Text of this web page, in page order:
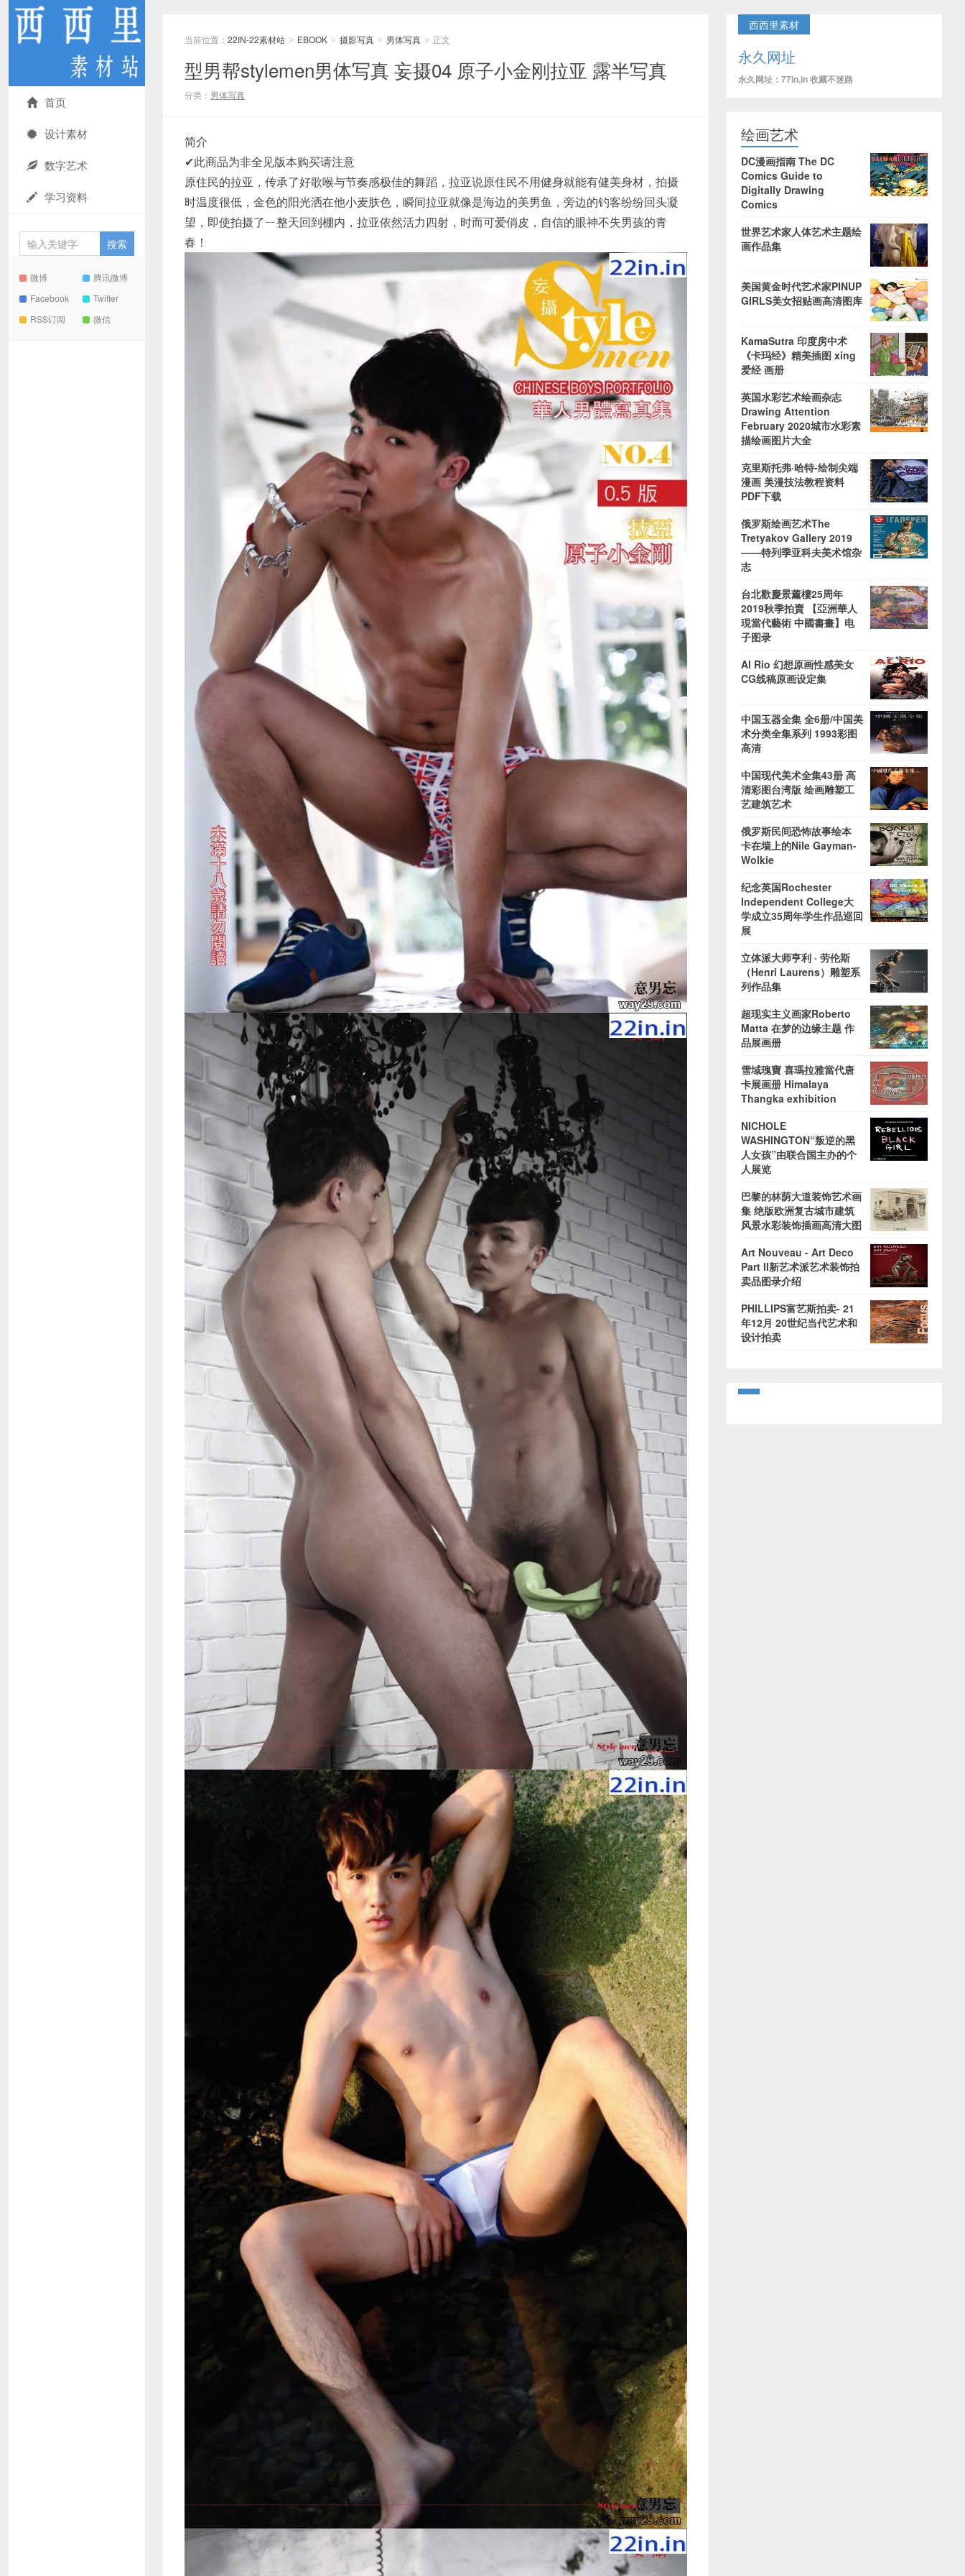
首页
设计素材
数字艺术
学习资料
微博
腾讯微博
Facebook
Twitter
RSS订阅
微信
当前位置： 22IN-22素材站 > EBOOK > 摄影写真 > 男体写真 > 正文
型男帮stylemen男体写真 妄摄04 原子小金刚拉亚 露半写真
分类： 男体写真
简介
✔此商品为非全见版本购买请注意
原住民的拉亚，传承了好歌喉与节奏感极佳的舞蹈，拉亚说原住民不用健身就能有健美身材，拍摄
时温度很低，金色的阳光洒在他小麦肤色，瞬间拉亚就像是海边的美男鱼，旁边的钓客纷纷回头凝
望，即使拍摄了ㄧ整天回到棚内，拉亚依然活力四射，时而可爱俏皮，自信的眼神不失男孩的青
春！
西西里素材
永久网址
永久网址：77in.in 收藏不迷路
绘画艺术
DC漫画指南 The DC
Comics Guide to
Digitally Drawing
Comics
世界艺术家人体艺术主题绘
画作品集
美国黄金时代艺术家PINUP
GIRLS美女招贴画高清图库
KamaSutra 印度房中术
《卡玛经》精美插图 xing
爱经 画册
英国水彩艺术绘画杂志
Drawing Attention
February 2020城市水彩素
描绘画图片大全
克里斯托弗·哈特-绘制尖端
漫画 美漫技法教程资料
PDF下载
俄罗斯绘画艺术The
Tretyakov Gallery 2019
——特列季亚科夫美术馆杂
志
台北歡慶景薰樓25周年
2019秋季拍賣 【亞洲華人
現當代藝術 中國書畫】电
子图录
Al Rio 幻想原画性感美女
CG线稿原画设定集
中国玉器全集 全6册/中国美
术分类全集系列 1993彩图
高清
中国现代美术全集43册 高
清彩图台湾版 绘画雕塑工
艺建筑艺术
俄罗斯民间恐怖故事绘本
卡在墙上的Nile Gayman-
Wolkie
纪念英国Rochester
Independent College大
学成立35周年学生作品巡回
展
立体派大师亨利 · 劳伦斯
（Henri Laurens）雕塑系
列作品集
超现实主义画家Roberto
Matta 在梦的边缘主题 作
品展画册
雪域瑰寶 喜瑪拉雅當代唐
卡展画册 Himalaya
Thangka exhibition
NICHOLE
WASHINGTON“叛逆的黑
人女孩”由联合国主办的个
人展览
巴黎的林荫大道装饰艺术画
集 绝版欧洲复古城市建筑
风景水彩装饰插画高清大图
Art Nouveau - Art Deco
Part II新艺术派艺术装饰拍
卖品图录介绍
PHILLIPS富艺斯拍卖- 21
年12月 20世纪当代艺术和
设计拍卖